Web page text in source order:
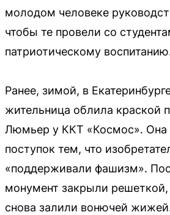
молодом человеке
чтобы те провели со
патриотическому
Ранее, зимой, в
жительница облила краской
Люмьер у ККТ «Космос». Она
поступок тем, что
«поддерживали фашизм».
монумент закрыли решеткой,
снова залили вонючей